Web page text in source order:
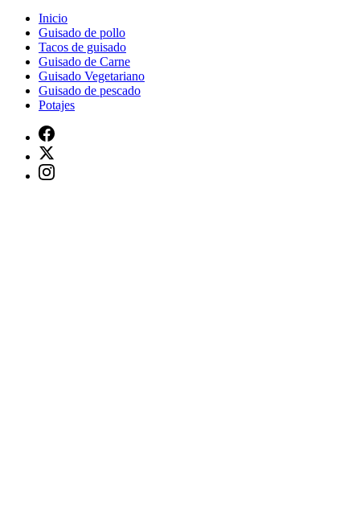
Inicio
Guisado de pollo
Tacos de guisado
Guisado de Carne
Guisado Vegetariano
Guisado de pescado
Potajes